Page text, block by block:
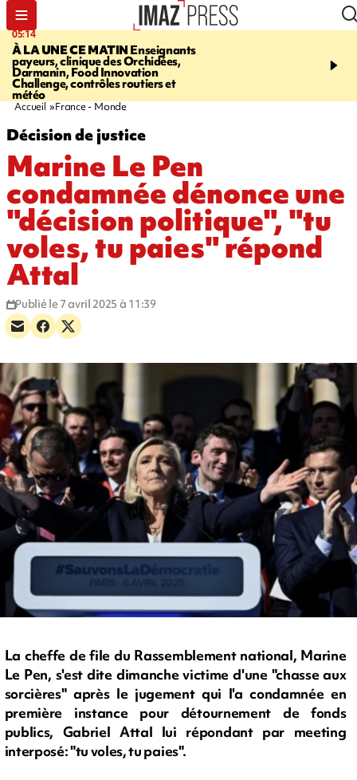
05:14
À LA UNE CE MATIN Enseignants
payeurs, clinique des Orchidées,
Darmanin, Food Innovation
Challenge, contrôles routiers et
météo
07:08
Orchidées pourrait
conséquences pour les
Accueil France - Monde
Décision de justice
Marine Le Pen
condamnée dénonce une
"décision politique", "tu
voles, tu paies" répond
Attal
Publié le 7 avril 2025 à 11:39
La cheffe de file du Rassemblement national, Marine
Le Pen, s'est dite dimanche victime d'une "chasse aux
sorcières" après le jugement qui l'a condamnée en
première instance pour détournement de fonds
publics, Gabriel Attal lui répondant par meeting
interposé: "tu voles, tu paies".